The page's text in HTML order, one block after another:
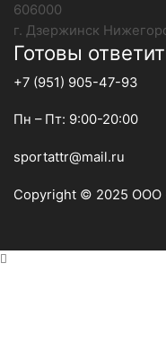
606000
г. Дзержинск
Готовы
+7 (951) 905-47-93
Пн – Пт: 9:00-20:00
sportattr@mail.ru
Copyright © 2025 ООО